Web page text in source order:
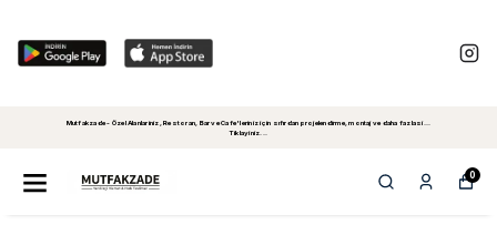
Mutfakzade - Özel Alanlariniz, Restoran, Bar ve Cafe'leriniz için sıfırdan projelendirme, montaj ve daha fazlasi...
Tiklayiniz...
0